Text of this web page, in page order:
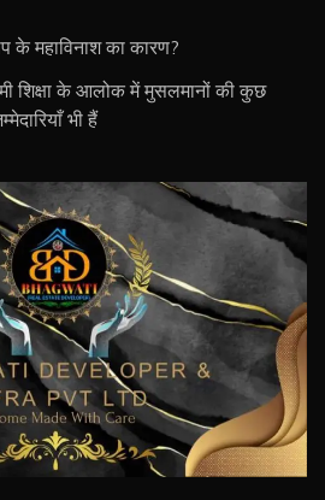
के महाविनाश का कारण?
शिक्षा के आलोक में मुसलमानों की कुछ
भी हैं